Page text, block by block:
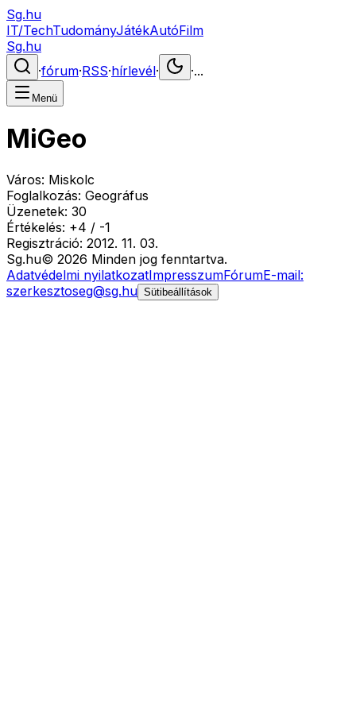
Sg.hu
IT/TechTudományJátékAutóFilm
Sg.hu
·fórum·RSS·hírlevél· ·...
Menü
MiGeo
Város: Miskolc
Foglalkozás: Geográfus
Üzenetek: 30
Értékelés: +4 / -1
Regisztráció: 2012. 11. 03.
Sg.hu© 2026 Minden jog fenntartva.
Adatvédelmi nyilatkozatImpresszumFórumE-mail:
szerkesztoseg@sg.hu Sütibeállítások